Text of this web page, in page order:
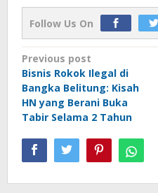
Follow Us On
Post
navigation
Previous post
Bisnis Rokok Ilegal di
Bangka Belitung: Kisah
HN yang Berani Buka
Tabir Selama 2 Tahun